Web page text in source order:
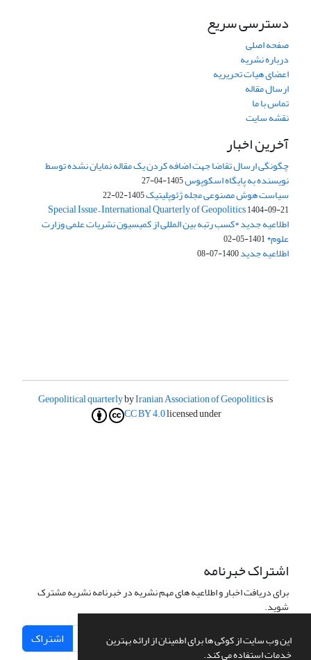
این وب سایت از کوکی ها برای اطمینان از ارائه بهترین
خدمات استفاده می کند.
دسترسی سریع
صفحه اصلی
درباره نشریه
اعضای هیات تحریریه
ارسال مقاله
تماس با ما
نقشه سایت
آخرین اخبار
چگونگی ارسال تقاضا جهت اضافه کردن یک مقاله نمایان نشده توسط
نویسنده به پایگاه اسکوپوس1405-04-27
سیاست هوش مصنوعی مجله ژئوپلیتیک1405-02-22
Special Issue – International Quarterly of Geopolitics1404-09-21
اطلاعیه جدید *کسب رتبه بین المللی از کمیسیون نشریات علمی وزارت
علوم*1401-05-02
اطلاعیه جدید1400-07-08
Geopolitical quarterlybyIranian Association of Geopoliticsis
licensed under
CC BY 4.0
اشتراک خبرنامه
برای دریافت اخبار و اطلاعیه های مهم نشریه در خبرنامه نشریه مشترک
شوید.
اشتراک